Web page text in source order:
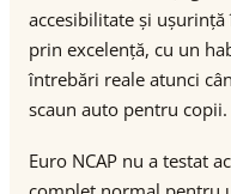
accesibilitate și ușurință
prin excelență, cu un
întrebări reale atunci
scaun auto pentru copii.
Euro NCAP nu a testat